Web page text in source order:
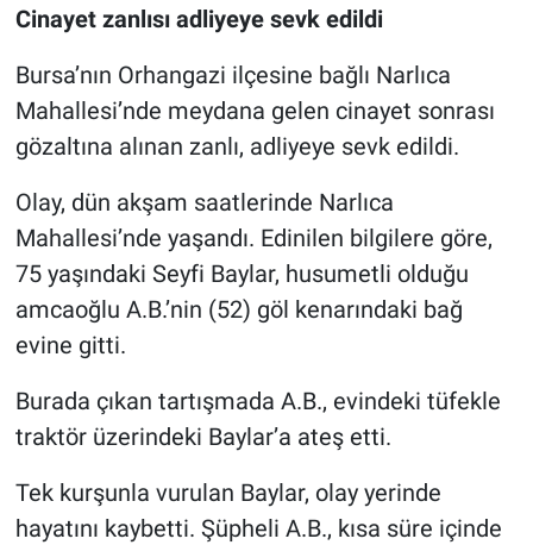
Cinayet zanlısı adliyeye sevk edildi
Bursa’nın Orhangazi ilçesine bağlı Narlıca
Mahallesi’nde meydana gelen cinayet sonrası
gözaltına alınan zanlı, adliyeye sevk edildi.
Olay, dün akşam saatlerinde Narlıca
Mahallesi’nde yaşandı. Edinilen bilgilere göre,
75 yaşındaki Seyfi Baylar, husumetli olduğu
amcaoğlu A.B.’nin (52) göl kenarındaki bağ
evine gitti.
Burada çıkan tartışmada A.B., evindeki tüfekle
traktör üzerindeki Baylar’a ateş etti.
Tek kurşunla vurulan Baylar, olay yerinde
hayatını kaybetti. Şüpheli A.B., kısa süre içinde
Magazin
Siyaset
Spor
Nöbetçi Eczaneler